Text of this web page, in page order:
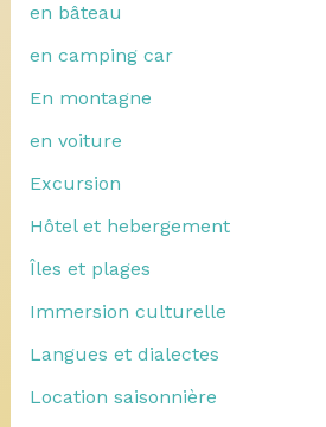
en bâteau
en camping car
En montagne
en voiture
Excursion
Hôtel et hebergement
Îles et plages
Immersion culturelle
Langues et dialectes
Location saisonnière